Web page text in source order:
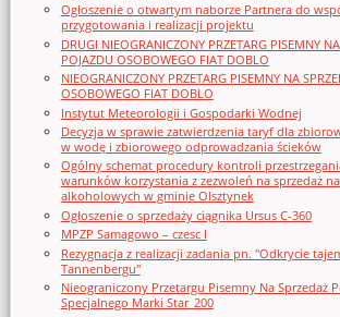
Ogłoszenie o otwartym naborze Partnera do
przygotowania i realizacji projektu
DRUGI NIEOGRANICZONY PRZETARG PISEMNY
POJAZDU OSOBOWEGO FIAT DOBLO
NIEOGRANICZONY PRZETARG PISEMNY NA
OSOBOWEGO FIAT DOBLO
Instytut Meteorologii i Gospodarki Wodnej
Decyzja w sprawie zatwierdzenia taryf dla
w wodę i zbiorowego odprowadzania ścieków
Ogólny schemat procedury kontroli
warunków korzystania z zezwoleń na sprzedaż
alkoholowych w gminie Olsztynek
Ogłoszenie o sprzedaży ciągnika Ursus C-360
MPZP Samagowo – czesc I
Rezygnacja z realizacji zadania pn. "Odkrycie
Tannenbergu"
Nieograniczony Przetargu Pisemny Na Sprzedaż
Specjalnego Marki Star_200